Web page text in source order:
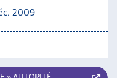
2009